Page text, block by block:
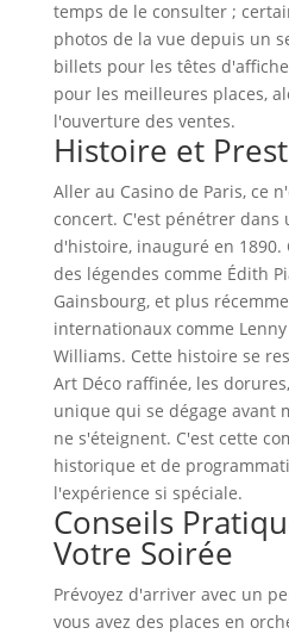
temps de le consulter ;
photos de la vue depuis un
billets pour les têtes
pour les meilleures places,
l'ouverture des ventes.
Histoire et
Aller au Casino de Paris, ce
concert. C'est pénétrer dans
d'histoire, inauguré en
des légendes comme Édith
Gainsbourg, et plus
internationaux comme
Williams. Cette histoire se
Art Déco raffinée, les
unique qui se dégage avant
ne s'éteignent. C'est cette
historique et de
l'expérience si spéciale.
Conseils
Votre Soirée
Prévoyez d'arriver avec un
vous avez des places en